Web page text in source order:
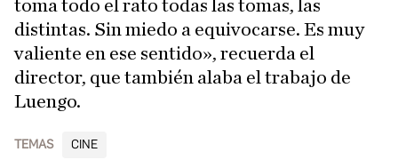
toma todo el rato todas las tomas, las
distintas. Sin miedo a equivocarse. Es muy
valiente en ese sentido», recuerda el
director, que también alaba el trabajo de
Luengo.
TEMAS CINE